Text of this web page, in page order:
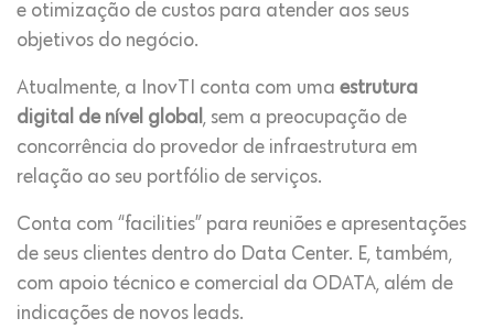
e otimização de custos para atender aos seus
objetivos do negócio.
Atualmente, a InovTI conta com uma estrutura
digital de nível global , sem a preocupação de
concorrência do provedor de infraestrutura em
relação ao seu portfólio de serviços.
Conta com “facilities” para reuniões e apresentações
de seus clientes dentro do Data Center. E, também,
com apoio técnico e comercial da ODATA, além de
indicações de novos leads.